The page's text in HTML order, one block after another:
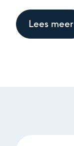
Lees meer